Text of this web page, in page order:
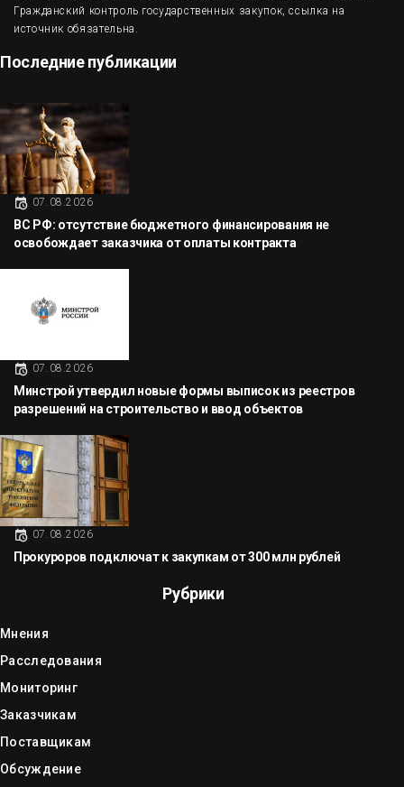
Гражданский контроль государственных закупок, ссылка на
источник обязательна.
Последние публикации
07.08.2026
ВС РФ: отсутствие бюджетного финансирования не
освобождает заказчика от оплаты контракта
07.08.2026
Минстрой утвердил новые формы выписок из реестров
разрешений на строительство и ввод объектов
07.08.2026
Прокуроров подключат к закупкам от 300 млн рублей
Рубрики
Мнения
Расследования
Мониторинг
Заказчикам
Поставщикам
Обсуждение